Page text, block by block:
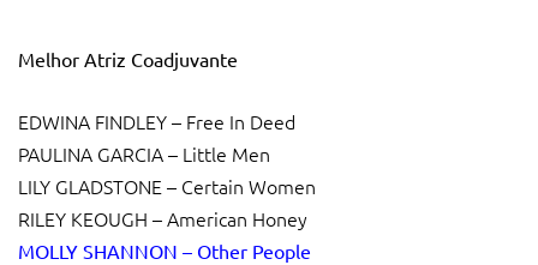
Melhor Atriz Coadjuvante
EDWINA FINDLEY – Free In Deed
PAULINA GARCIA – Little Men
LILY GLADSTONE – Certain Women
RILEY KEOUGH – American Honey
MOLLY SHANNON – Other People